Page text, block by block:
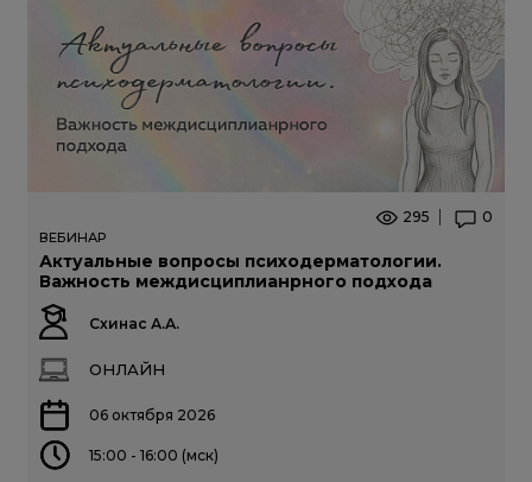
295 0
ВЕБИНАР
Актуальные вопросы психодерматологии.
Важность междисциплианрного подхода
Схинас А.А.
ОНЛАЙН
06 октября 2026
15:00 - 16:00 (мск)